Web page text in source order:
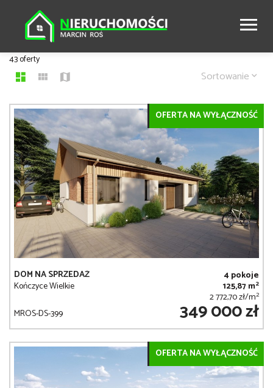
43 oferty
Sortowanie
OFERTA NA WYŁĄCZNOŚĆ
DOM NA SPRZEDAŻ
Kończyce Wielkie
4 pokoje
125,87 m2
2 772,70 zł/m2
MROS-DS-399 349 000 zł
OFERTA NA WYŁĄCZNOŚĆ